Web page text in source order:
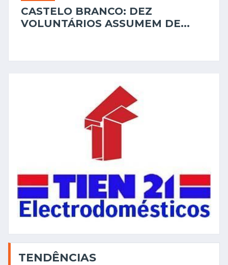
CASTELO BRANCO: DEZ
VOLUNTÁRIOS ASSUMEM DE...
TENDÊNCIAS